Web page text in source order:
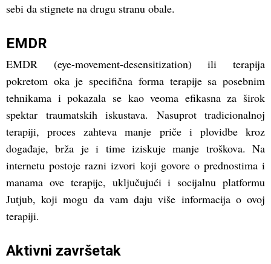
sebi da stignete na drugu stranu obale.
EMDR
EMDR (eye-movement-desensitization) ili terapija
pokretom oka je specifična forma terapije sa posebnim
tehnikama i pokazala se kao veoma efikasna za širok
spektar traumatskih iskustava. Nasuprot tradicionalnoj
terapiji, proces zahteva manje priče i plovidbe kroz
događaje, brža je i time iziskuje manje troškova. Na
internetu postoje razni izvori koji govore o prednostima i
manama ove terapije, uključujući i socijalnu platformu
Jutjub, koji mogu da vam daju više informacija o ovoj
terapiji.
Aktivni završetak